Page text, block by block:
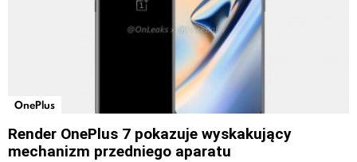
OnePlus
Render OnePlus 7 pokazuje wyskakujący
mechanizm przedniego aparatu